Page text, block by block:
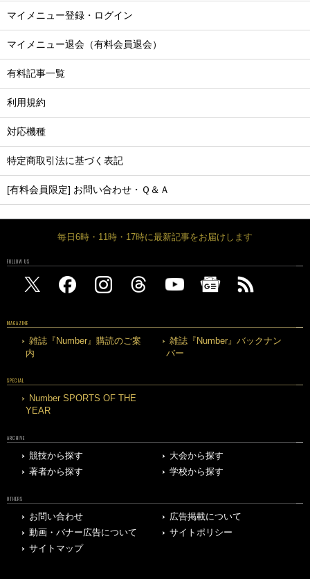
マイメニュー登録・ログイン
マイメニュー退会（有料会員退会）
有料記事一覧
利用規約
対応機種
特定商取引法に基づく表記
[有料会員限定] お問い合わせ・Ｑ＆Ａ
毎日6時・11時・17時に最新記事をお届けします
FOLLOW US
MAGAZINE
雑誌『Number』購読のご案
内
雑誌『Number』バックナン
バー
SPECIAL
Number SPORTS OF THE
YEAR
ARCHIVE
競技から探す
大会から探す
著者から探す
学校から探す
OTHERS
お問い合わせ
広告掲載について
動画・バナー広告について
サイトポリシー
サイトマップ